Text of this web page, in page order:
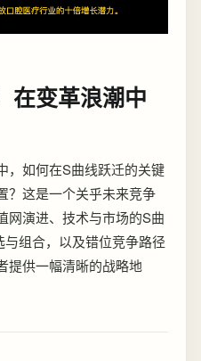
在变革浪潮中
，如何在S曲线跃迁的关键
？这是一个关乎未来竞争
网演进、技术与市场的S曲
组合，以及错位竞争路径
提供一幅清晰的战略地